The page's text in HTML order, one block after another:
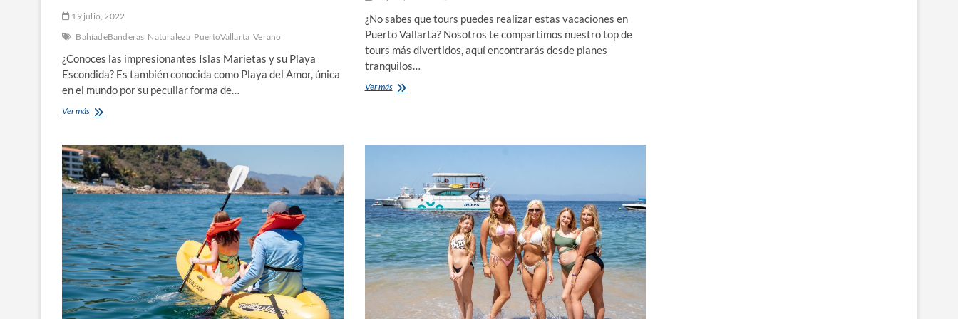
19 julio, 2022
BahíadeBanderas Naturaleza PuertoVallarta Verano
¿Conoces las impresionantes Islas Marietas y su Playa
Escondida? Es también conocida como Playa del Amor, única
en el mundo por su peculiar forma de…
Ver más¿Qué
sobre
las
Islas
Marietas?
¿No sabes que tours puedes realizar estas vacaciones en
Puerto Vallarta? Nosotros te compartimos nuestro top de
tours más divertidos, aquí encontrarás desde planes
tranquilos…
Ver másTours